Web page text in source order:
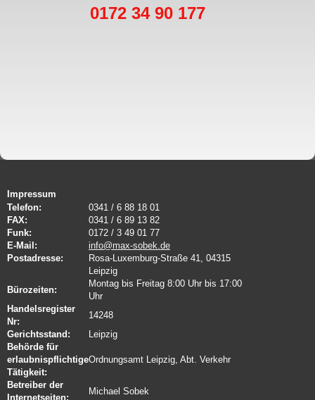
0172 34 90 177
Impressum
Telefon:
0341 / 6 88 18 01
FAX:
0341 / 6 89 13 82
Funk:
0172 / 3 49 01 77
E-Mail:
info@max-sobek.de
Postadresse:
Rosa-Luxemburg-Straße 41, 04315
Leipzig
Bürozeiten:
Montag bis Freitag 8:00 Uhr bis 17:00
Uhr
Handelsregister
Nr:
14248
Gerichtsstand:
Leipzig
Behörde für
erlaubnispflichtige
Tätigkeit:
Ordnungsamt Leipzig, Abt. Verkehr
Betreiber der
Internetseiten:
Michael Sobek